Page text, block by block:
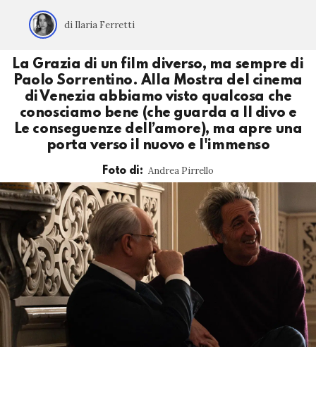
di Ilaria Ferretti
La Grazia di un film diverso, ma sempre di
Paolo Sorrentino. Alla Mostra del cinema
di Venezia abbiamo visto qualcosa che
conosciamo bene (che guarda a Il divo e
Le conseguenze dell’amore), ma apre una
porta verso il nuovo e l'immenso
Foto di: Andrea Pirrello